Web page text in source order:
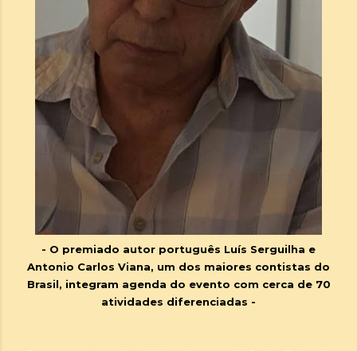
- O premiado autor português Luís Serguilha e
Antonio Carlos Viana, um dos maiores contistas do
Brasil, integram agenda do evento com cerca de 70
atividades diferenciadas -